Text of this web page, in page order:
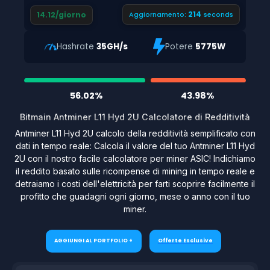
14.12/giorno Aggiornamento: 213 seconds
Hashrate 35GH/s Potere 5775W
56.02% 43.98%
Bitmain Antminer L11 Hyd 2U Calcolatore di Redditività
Antminer L11 Hyd 2U calcolo della redditività semplificato con
dati in tempo reale: Calcola il valore del tuo Antminer L11 Hyd
2U con il nostro facile calcolatore per miner ASIC! Indichiamo
il reddito basato sulle ricompense di mining in tempo reale e
detraiamo i costi dell'elettricità per farti scoprire facilmente il
profitto che guadagni ogni giorno, mese o anno con il tuo
miner.
AGGIUNGI AL PORTFOLIO + Offerte Esclusive